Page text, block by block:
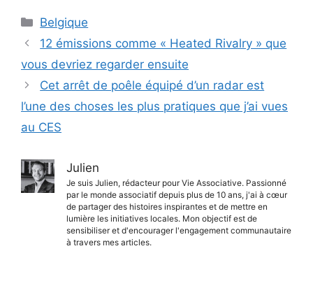
Catégories
Belgique
12 émissions comme « Heated Rivalry » que
vous devriez regarder ensuite
Cet arrêt de poêle équipé d’un radar est
l’une des choses les plus pratiques que j’ai vues
au CES
Julien
Je suis Julien, rédacteur pour Vie Associative. Passionné
par le monde associatif depuis plus de 10 ans, j'ai à cœur
de partager des histoires inspirantes et de mettre en
lumière les initiatives locales. Mon objectif est de
sensibiliser et d'encourager l'engagement communautaire
à travers mes articles.